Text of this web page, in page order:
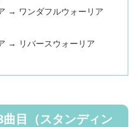
→ ワンダフルウォーリア
→ リバースウォーリア
目（スタンディン